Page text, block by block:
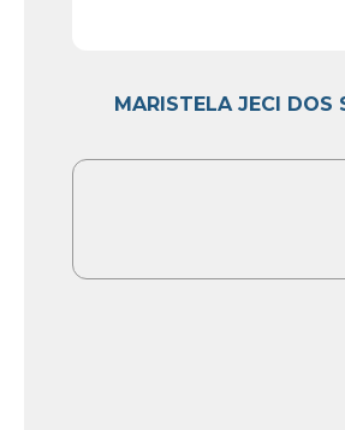
MARISTELA JECI DOS